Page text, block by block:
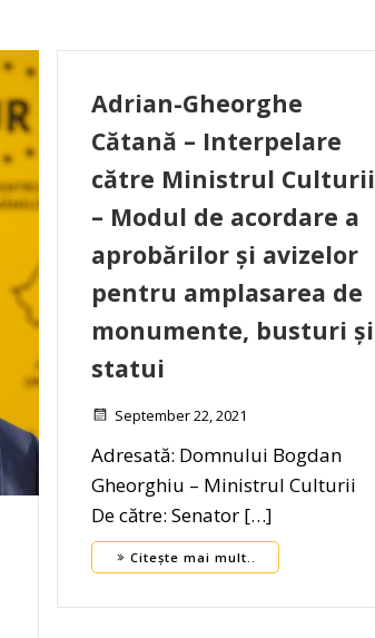
Adrian-Gheorghe
Cătană – Interpelare
către Ministrul Culturii
– Modul de acordare a
aprobărilor și avizelor
pentru amplasarea de
monumente, busturi și
statui
September 22, 2021
Adresată: Domnului Bogdan
Gheorghiu – Ministrul Culturii
De către: Senator […]
Citește mai mult..